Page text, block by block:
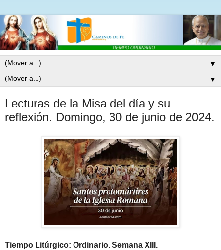
▼
▼
Lecturas de la Misa del día y su
reflexión. Domingo, 30 de junio de 2024.
Tiempo Litúrgico: Ordinario. Semana XIII.